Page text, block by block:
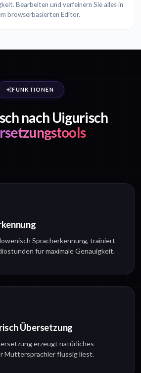
Bearbeiten und verfeinern Sie alles in
browserbasierten Editor.
FUNKTIONEN
nach Uigurisch
Spracherkennung, trainiert
für maximale Genauigkeit.
Übersetzung
erzeugt natürliches
Muttersprachler flüssig liest.